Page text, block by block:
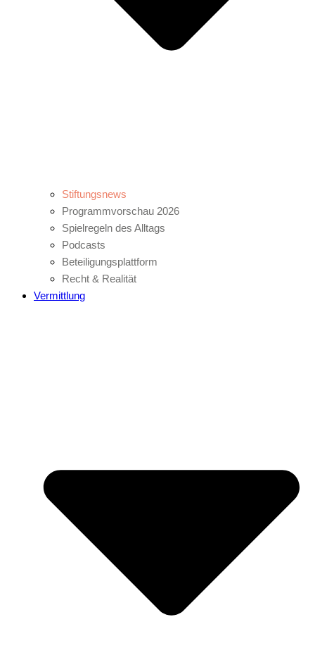
Stiftungsnews
Programmvorschau 2026
Spielregeln des Alltags
Podcasts
Beteiligungsplattform
Recht & Realität
Vermittlung